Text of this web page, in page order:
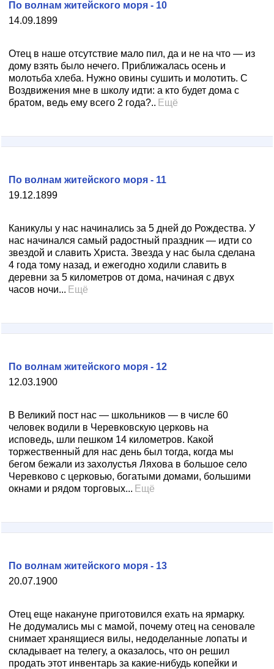
14.09.1899
По волнам житейского моря - 10
Отец в наше отсутствие мало пил, да и не на что — из
дому взять было нечего. Приближалась осень и
молотьба хлеба. Нужно овины сушить и молотить. С
Воздвижения мне в школу идти: а кто будет дома с
братом, ведь ему всего 2 года?.. Ещё
19.12.1899
По волнам житейского моря - 11
Каникулы у нас начинались за 5 дней до Рождества. У
нас начинался самый радостный праздник — идти со
звездой и славить Христа. Звезда у нас была сделана
4 года тому назад, и ежегодно ходили славить в
деревни за 5 километров от дома, начиная с двух
часов ночи... Ещё
12.03.1900
По волнам житейского моря - 12
В Великий пост нас — школьников — в числе 60
человек водили в Черевковскую церковь на
исповедь, шли пешком 14 километров. Какой
торжественный для нас день был тогда, когда мы
бегом бежали из захолустья Ляхова в большое село
Черевково с церковью, богатыми домами, большими
окнами и рядом торговых... Ещё
20.07.1900
По волнам житейского моря - 13
Отец еще накануне приготовился ехать на ярмарку.
Не додумались мы с мамой, почему отец на сеновале
снимает хранящиеся вилы, недоделанные лопаты и
складывает на телегу, а оказалось, что он решил
продать этот инвентарь за какие-нибудь копейки и